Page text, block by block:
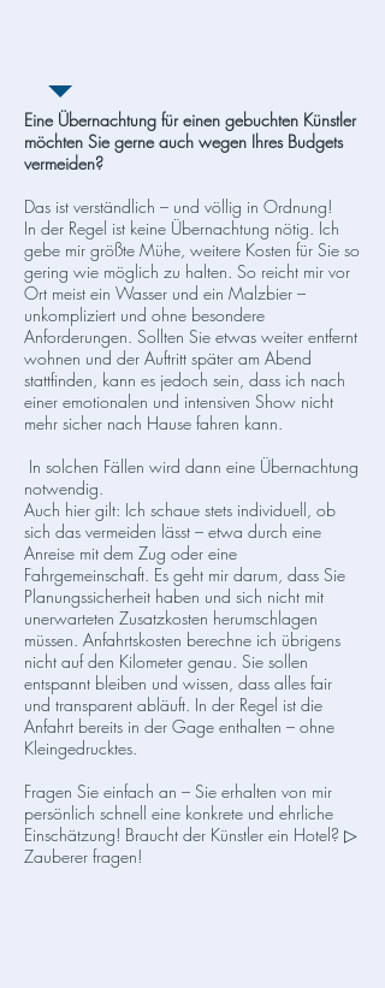
Eine Übernachtung für einen gebuchten Künstler
möchten Sie gerne auch wegen Ihres Budgets
vermeiden?
Das ist verständlich – und völlig in Ordnung!
In der Regel ist keine Übernachtung nötig. Ich
gebe mir größte Mühe, weitere Kosten für Sie so
gering wie möglich zu halten. So reicht mir vor
Ort meist ein Wasser und ein Malzbier –
unkompliziert und ohne besondere
Anforderungen. Sollten Sie etwas weiter entfernt
wohnen und der Auftritt später am Abend
stattfinden, kann es jedoch sein, dass ich nach
einer emotionalen und intensiven Show nicht
mehr sicher nach Hause fahren kann.
In solchen Fällen wird dann eine Übernachtung
notwendig.
Auch hier gilt: Ich schaue stets individuell, ob
sich das vermeiden lässt – etwa durch eine
Anreise mit dem Zug oder eine
Fahrgemeinschaft. Es geht mir darum, dass Sie
Planungssicherheit haben und sich nicht mit
unerwarteten Zusatzkosten herumschlagen
müssen. Anfahrtskosten berechne ich übrigens
nicht auf den Kilometer genau. Sie sollen
entspannt bleiben und wissen, dass alles fair
und transparent abläuft. In der Regel ist die
Anfahrt bereits in der Gage enthalten – ohne
Kleingedrucktes.
Fragen Sie einfach an – Sie erhalten von mir
persönlich schnell eine konkrete und ehrliche
Einschätzung! Braucht der Künstler ein Hotel? ▷
Zauberer fragen!